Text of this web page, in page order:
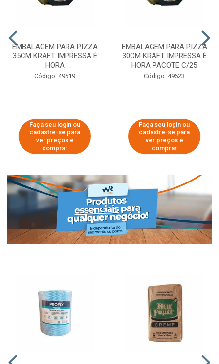
EMBALAGEM PARA PIZZA
35CM KRAFT IMPRESSA É
HORA
Código: 49619
Faça seu login ou
cadastre-se para
ver preços e
comprar
EMBALAGEM PARA PIZZA
30CM KRAFT IMPRESSA É
HORA PACOTE C/25
Código: 49623
Faça seu login ou
cadastre-se para
ver preços e
comprar